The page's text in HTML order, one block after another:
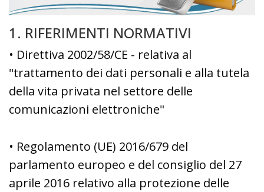
1. RIFERIMENTI NORMATIVI
• Direttiva 2002/58/CE - relativa al
"trattamento dei dati personali e alla tutela
della vita privata nel settore delle
comunicazioni elettroniche"
• Regolamento (UE) 2016/679 del
parlamento europeo e del consiglio del 27
aprile 2016 relativo alla protezione delle